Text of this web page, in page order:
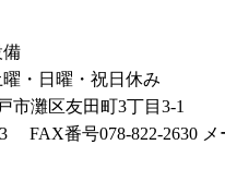
備
・日曜・祝日休み
市灘区友田町3丁目3-1
FAX番号078-822-2630 メ